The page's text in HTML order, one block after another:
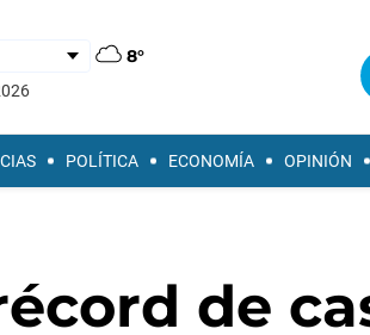
8°
POLÍTICA ECONOMÍA OPINIÓN
de